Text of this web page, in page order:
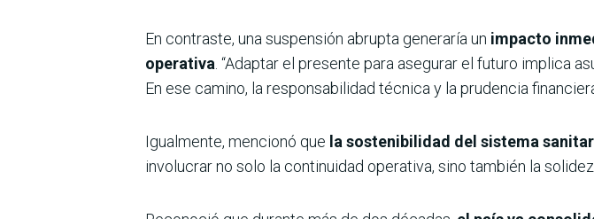
En contraste, una suspensión abrupta generaría un impacto
operativa. “Adaptar el presente para asegurar el futuro implica
En ese camino, la responsabilidad técnica y la prudencia
Igualmente, mencionó que la sostenibilidad del sistema
involucrar no solo la continuidad operativa, sino también la